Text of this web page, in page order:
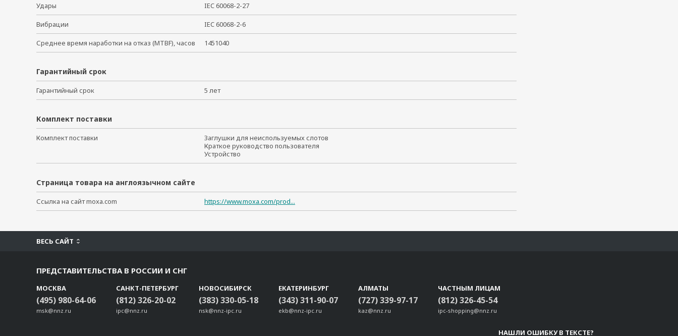
Удары IEC 60068-2-27
Вибрации IEC 60068-2-6
Среднее время наработки на отказ (MTBF), часов 1451040
Гарантийный срок
Гарантийный срок 5 лет
Комплект поставки
Комплект поставки
Заглушки для неиспользуемых слотов
Краткое руководство пользователя
Устройство
Страница товара на англоязычном сайте
Ссылка на сайт moxa.com https://www.moxa.com/prod...
ВЕСЬ САЙТ
ПРЕДСТАВИТЕЛЬСТВА В РОССИИ И СНГ
МОСКВА
(495) 980-64-06
msk@nnz.ru
САНКТ-ПЕТЕРБУРГ
(812) 326-20-02
ipc@nnz.ru
НОВОСИБИРСК
(383) 330-05-18
nsk@nnz-ipc.ru
ЕКАТЕРИНБУРГ
(343) 311-90-07
ekb@nnz-ipc.ru
АЛМАТЫ
(727) 339-97-17
kaz@nnz.ru
ЧАСТНЫМ ЛИЦАМ
(812) 326-45-54
ipc-shopping@nnz.ru
НАШЛИ ОШИБКУ В ТЕКСТЕ?